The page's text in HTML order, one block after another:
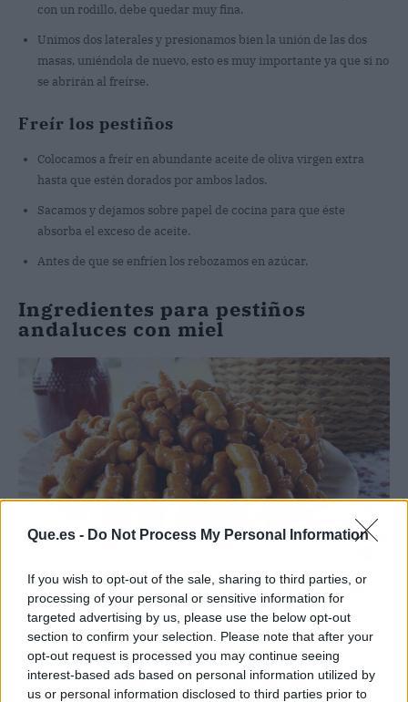
Que.es - Do Not Process My Personal Information
If you wish to opt-out of the sale, sharing to third parties, or
processing of your personal or sensitive information for
targeted advertising by us, please use the below opt-out
section to confirm your selection. Please note that after your
opt-out request is processed you may continue seeing
interest-based ads based on personal information utilized by
us or personal information disclosed to third parties prior to
con un rodillo, debe quedar muy fina.
Unimos dos laterales y presionamos bien la unión de las dos
masas, uniéndola de nuevo, esto es muy importante ya que si no
se abrirán al freírse.
Freír los pestiños
Colocamos a freír en abundante aceite de oliva virgen extra
hasta que estén dorados por ambos lados.
Sacamos y dejamos sobre papel de cocina para que éste
absorba el exceso de aceite.
Antes de que se enfríen los rebozamos en azúcar.
Ingredientes para pestiños
andaluces con miel
Si en vez de azúcar, quieres hacer unos
pestiños andaluces con miel, vas a necesitar: